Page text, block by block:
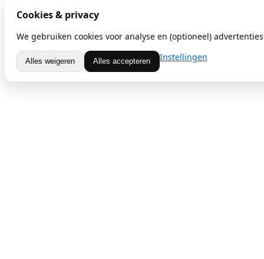
Cookies & privacy
We gebruiken cookies voor analyse en (optioneel)
Alles weigeren Alles accepteren Instellingen